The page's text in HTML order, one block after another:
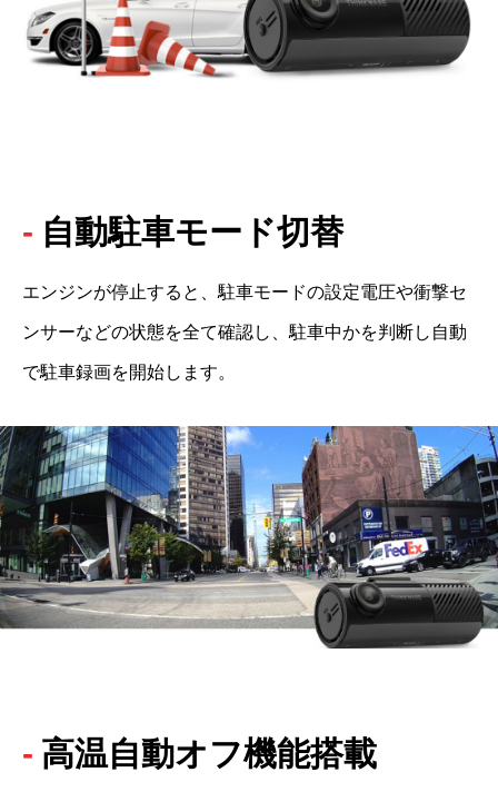
自動駐車モード切替
エンジンが停止すると、駐車モードの設定電圧や衝撃セ
ンサーなどの状態を全て確認し、駐車中かを判断し自動
で駐車録画を開始します。
高温自動オフ機能搭載